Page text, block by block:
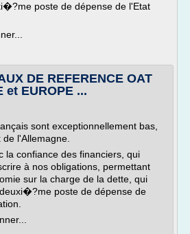
poste de dépense de l'Etat
DE REFERENCE OAT
et EUROPE ...
sont exceptionnellement bas,
l'Allemagne.
la confiance des financiers, qui
à nos obligations, permettant
sur la charge de la dette, qui
poste de dépense de